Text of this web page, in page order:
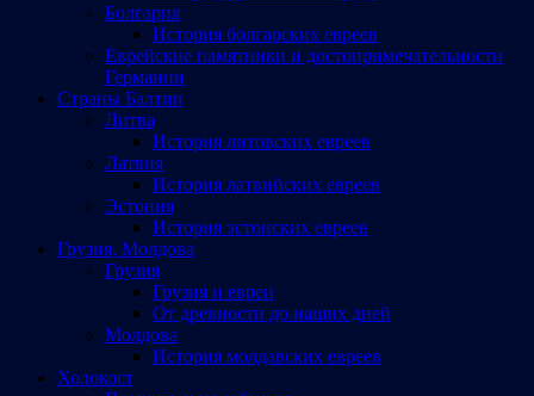
Болгария
История болгарских евреев
Еврейские памятники и достопримечательности
Германии
Страны Балтии
Литва
История литовских евреев
Латвия
История латвийских евреев
Эстония
История эстонских евреев
Грузия, Молдова
Грузия
Грузия и евреи
От древности до наших дней
Молдова
История молдавских евреев
Холокост